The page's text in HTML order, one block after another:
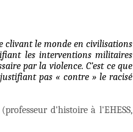
clivant le monde en civilisations
les interventions militaires
par la violence. C’est ce que
pas « contre » le racisé
d'histoire à l'EHESS,